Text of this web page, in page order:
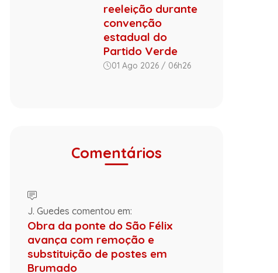
reeleição durante
convenção
estadual do
Partido Verde
01 Ago 2026 / 06h26
Comentários
J. Guedes comentou em:
Obra da ponte do São Félix
avança com remoção e
substituição de postes em
Brumado